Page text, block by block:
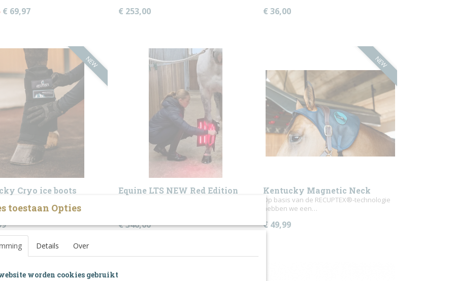
€ 69,97 € 253,00 € 36,00
NEW
Cryo ice boots
van de benen…
Equine LTS NEW Red Edition
€ 346,00
NEW
Kentucky Magnetic Neck
Protector Recuptex
Op basis van de RECUPTEX®-technologie
hebben we een…
€ 49,99
toestaan Opties
Details Over
worden cookies gebruikt